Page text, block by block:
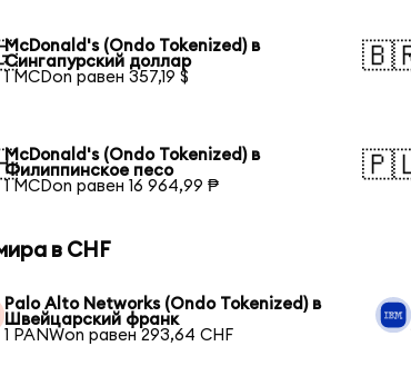
McDonald's (Ondo Tokenized) в
Сингапурский доллар
1 MCDon равен 357,19 $
McDonald's (Ondo Tokenized) в
Филиппинское песо
1 MCDon равен 16 964,99 ₱
в CHF
Palo Alto Networks (Ondo Tokenized) в
Швейцарский франк
1 PANWon равен 293,64 CHF